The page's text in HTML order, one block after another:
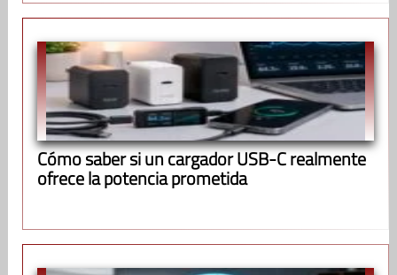
Cómo saber si un cargador USB-C realmente
ofrece la potencia prometida